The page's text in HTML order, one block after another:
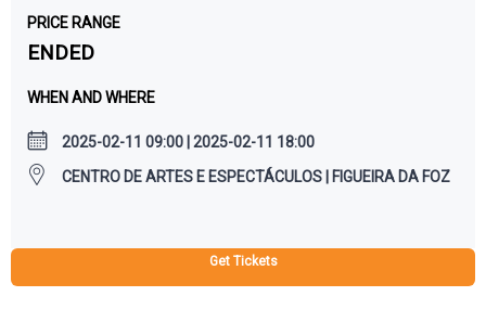
PRICE RANGE
ENDED
WHEN AND WHERE
2025-02-11 09:00 | 2025-02-11 18:00
CENTRO DE ARTES E ESPECTÁCULOS | FIGUEIRA DA FOZ
Get Tickets